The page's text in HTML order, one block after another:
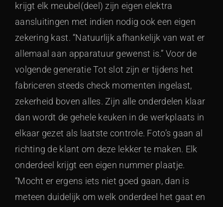
krijgt elk meubel(deel) zijn eigen elektra
aansluitingen met indien nodig ook een eigen
zekering kast. “Natuurlijk afhankelijk van wat er
allemaal aan apparatuur gewenst is.” Voor de
volgende generatie Tot slot zijn er tijdens het
fabriceren steeds check momenten ingelast,
zekerheid boven alles. Zijn alle onderdelen klaar
dan wordt de gehele keuken in de werkplaats in
elkaar gezet als laatste controle. Foto’s gaan al
richting de klant om deze lekker te maken. Elk
onderdeel krijgt een eigen nummer plaatje.
“Mocht er ergens iets niet goed gaan, dan is
meteen duidelijk om welk onderdeel het gaat en